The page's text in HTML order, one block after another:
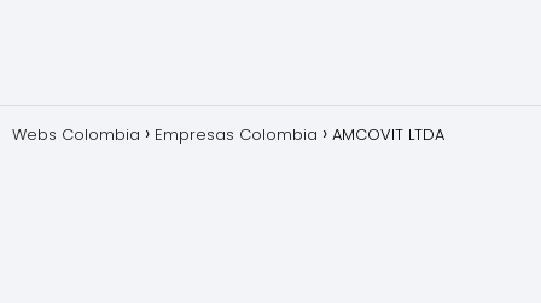
Webs Colombia Empresas Colombia AMCOVIT LTDA